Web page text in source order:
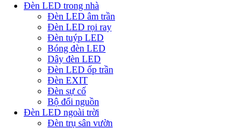
Đèn LED trong nhà
Đèn LED âm trần
Đèn LED rọi ray
Đèn tuýp LED
Bóng đèn LED
Dây đèn LED
Đèn LED ốp trần
Đèn EXIT
Đèn sự cố
Bộ đổi nguồn
Đèn LED ngoài trời
Đèn trụ sân vườn